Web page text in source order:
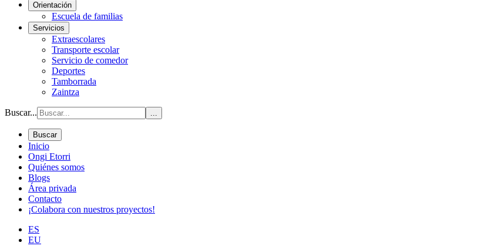
Orientación
Escuela de familias
Servicios
Extraescolares
Transporte escolar
Servicio de comedor
Deportes
Tamborrada
Zaintza
Buscar... ...
Buscar
Inicio
Ongi Etorri
Quiénes somos
Blogs
Área privada
Contacto
¡Colabora con nuestros proyectos!
ES
EU